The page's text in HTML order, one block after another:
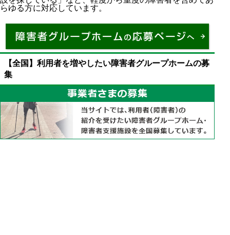
らゆる方に対応しています。
【全国】利用者を増やしたい障害者グループホームの募
集